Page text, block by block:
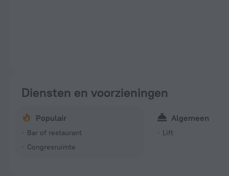
Diensten en voorzieningen
Populair
Bar of restaurant
Congresruimte
Algemeen
Lift